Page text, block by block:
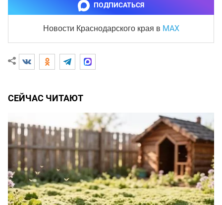
ПОДПИСАТЬСЯ
Новости Краснодарского края в MAX
СЕЙЧАС ЧИТАЮТ